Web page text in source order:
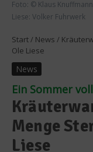
Foto: © Klaus
Liese: Volker Fuhrwerk
Start / News /
Ole Liese
News
Ein Sommer
Menge
Liese